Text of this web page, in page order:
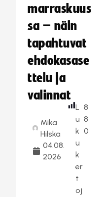
marraskuus
sa – näin
tapahtuvat
ehdokasase
ttelu ja
valinnat
Mika
Hilska
04.08.
2026
L
u
k
u
k
er
t
oj
8
8
0